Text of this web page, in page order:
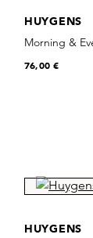
HUYGENS
Morning &
76,00 €
HUYGENS